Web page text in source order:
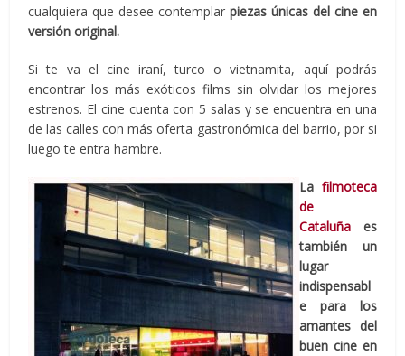
cualquiera que desee contemplar piezas únicas del cine en
versión original.
Si te va el cine iraní, turco o vietnamita, aquí podrás
encontrar los más exóticos films sin olvidar los mejores
estrenos. El cine cuenta con 5 salas y se encuentra en una
de las calles con más oferta gastronómica del barrio, por si
luego te entra hambre.
La filmoteca
de
Cataluña es
también un
lugar
indispensabl
e para los
amantes del
buen cine en